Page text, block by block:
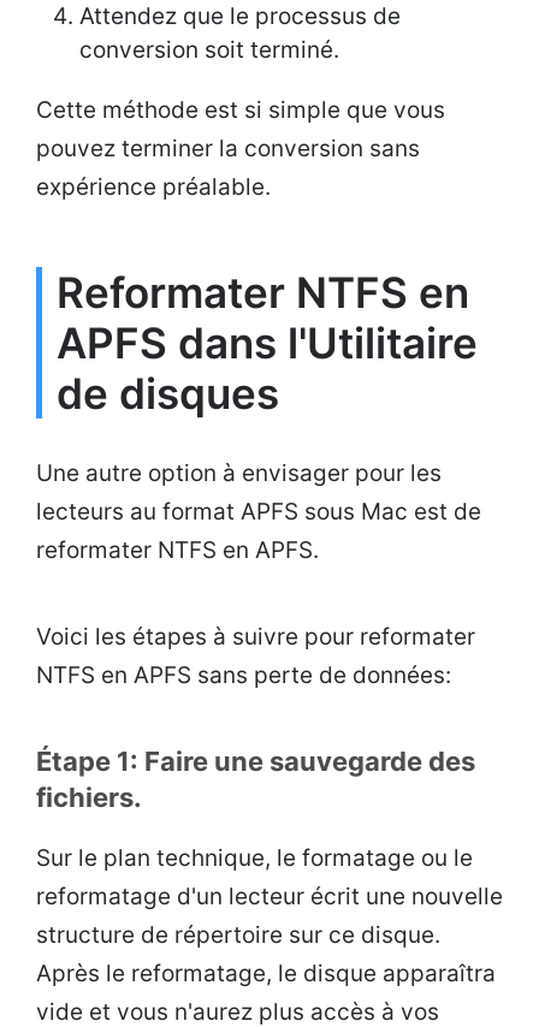
Attendez que le processus de
conversion soit terminé.
Cette méthode est si simple que vous
pouvez terminer la conversion sans
expérience préalable.
Reformater NTFS en
APFS dans l'Utilitaire
de disques
Une autre option à envisager pour les
lecteurs au format APFS sous Mac est de
reformater NTFS en APFS.
Voici les étapes à suivre pour reformater
NTFS en APFS sans perte de données:
Étape 1: Faire une sauvegarde des
fichiers.
Sur le plan technique, le formatage ou le
reformatage d'un lecteur écrit une nouvelle
structure de répertoire sur ce disque.
Après le reformatage, le disque apparaîtra
vide et vous n'aurez plus accès à vos